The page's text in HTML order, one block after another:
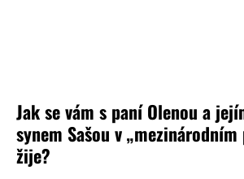
Jak se vám s paní Olenou a
synem Sašou v
žije?